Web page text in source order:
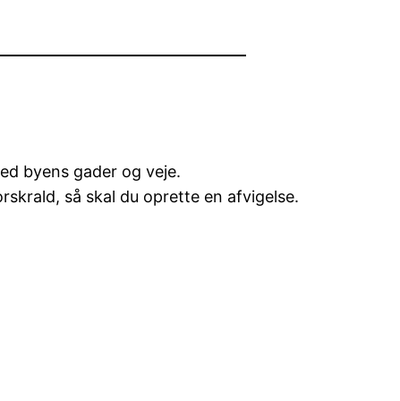
byens gader og veje.
så skal du oprette en afvigelse.